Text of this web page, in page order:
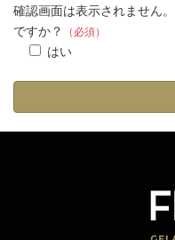
確認画面は表示されません
ですか？
（必須）
はい